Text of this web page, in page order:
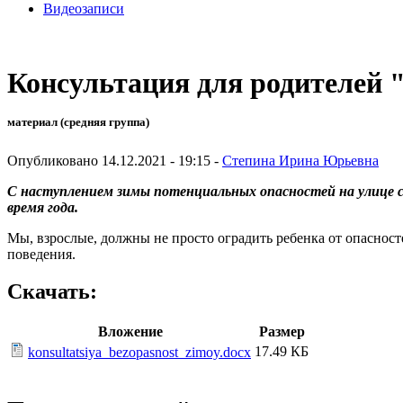
Видеозаписи
Консультация для
материал (средняя группа)
Опубликовано 14.12.2021 - 19:15 - Степина Ирина Юрьевна
С наступлением зимы потенциальных опасностей на улице
время года.
Мы, взрослые, должны не просто оградить ребенка от
поведения.
Скачать:
Вложение
Размер
konsultatsiya_bezopasnost_zimoy.docx 17.49 КБ